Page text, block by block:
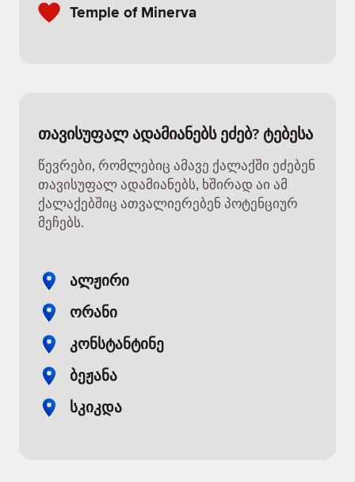
Temple of Minerva
თავისუფალ ადამიანებს ეძებ? ტებესა
წევრები, რომლებიც ამავე ქალაქში ეძებენ
თავისუფალ ადამიანებს, ხშირად აი ამ
ქალაქებშიც ათვალიერებენ პოტენციურ
მეჩებს.
ალჟირი
ორანი
კონსტანტინე
ბეჟანა
სკიკდა